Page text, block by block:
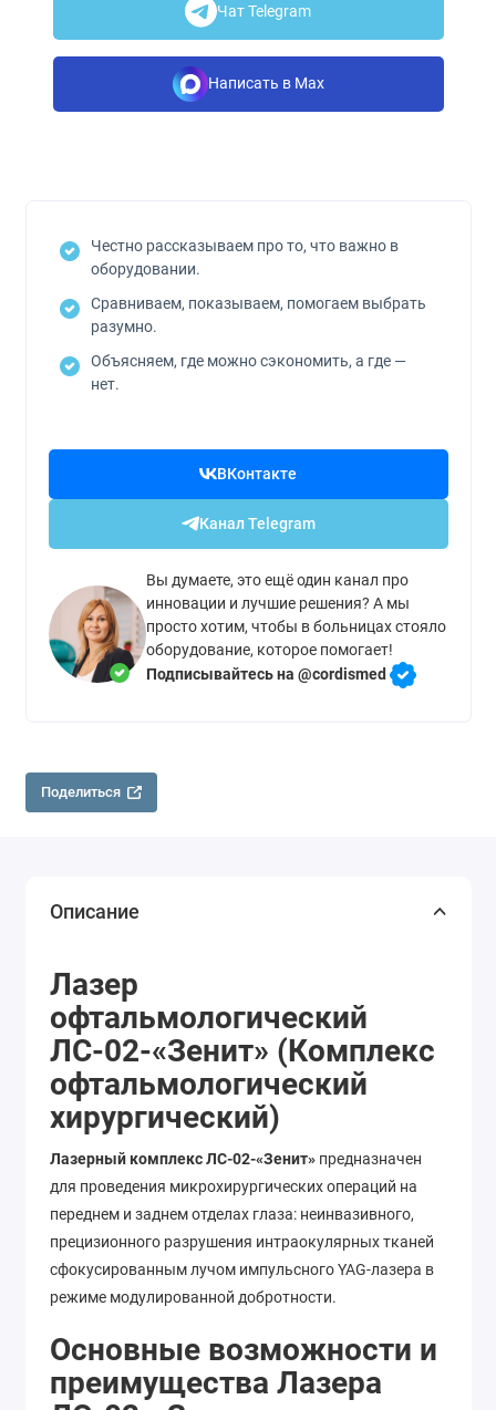
Чат Telegram
Написать в Max
Честно рассказываем про то, что важно в
оборудовании.
Сравниваем, показываем, помогаем выбрать
разумно.
Объясняем, где можно сэкономить, а где —
нет.
ВКонтакте
Канал Telegram
Вы думаете, это ещё один канал про
инновации и лучшие решения? А мы
просто хотим, чтобы в больницах стояло
оборудование, которое помогает!
Подписывайтесь на @cordismed
Поделиться
Описание
Лазер
офтальмологический
ЛС-02-«Зенит» (Комплекс
офтальмологический
хирургический)
Лазерный комплекс ЛС-02-«Зенит» предназначен
для проведения микрохирургических операций на
переднем и заднем отделах глаза: неинвазивного,
прецизионного разрушения интраокулярных тканей
сфокусированным лучом импульсного YAG-лазера в
режиме модулированной добротности.
Основные возможности и
преимущества Лазера